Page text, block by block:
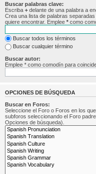
Buscar palabras clave:
Escriba + delante de una palabra a
Crea una lista de palabras separadas
quiere encontrar. Emplee * como
Buscar todos los términos
Buscar cualquier término
Buscar autor:
Emplee * como comodín para
OPCIONES DE BÚSQUEDA
Buscar en Foros:
Seleccione el Foro o Foros en los
subforos seleccionando el Foro
Opciones de búsqueda).